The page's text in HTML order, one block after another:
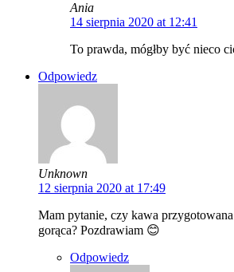
Ania
14 sierpnia 2020 at 12:41
To prawda, mógłby być nieco
Odpowiedz
Unknown
12 sierpnia 2020 at 17:49
Mam pytanie, czy kawa
gorąca? Pozdrawiam 😊
Odpowiedz